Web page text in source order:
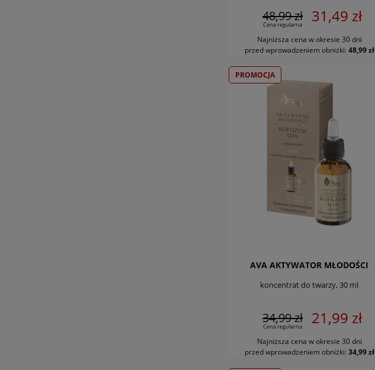
48,99 zł
Cena regularna 31,49 zł
Najniższa cena w okresie 30 dni
przed wprowadzeniem obniżki: 48,99 zł
DO KOSZYKA
AVA AKTYWATOR MŁODOŚCI
koncentrat do twarzy, 30 ml
34,99 zł
Cena regularna 21,99 zł
Najniższa cena w okresie 30 dni
przed wprowadzeniem obniżki: 34,99 zł
DO KOSZYKA
PROMOCJA